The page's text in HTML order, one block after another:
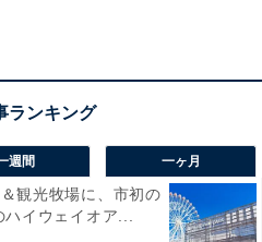
、夫が騒いでいたからで
るらしいぞ」と。そのタイ
インショップを見たら、カズ
ば、偶然入荷したタイミング
週間 一ヶ月
観光牧場に、市初の
イウェイオア...